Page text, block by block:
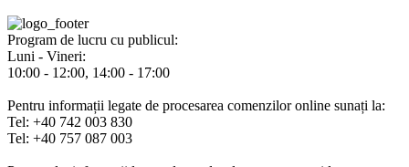
Program de lucru cu publicul:
Luni - Vineri:
10:00 - 12:00, 14:00 - 17:00
Pentru informații legate de procesarea comenzilor online sunați la:
Tel: +40 742 003 830
Tel: +40 757 087 003